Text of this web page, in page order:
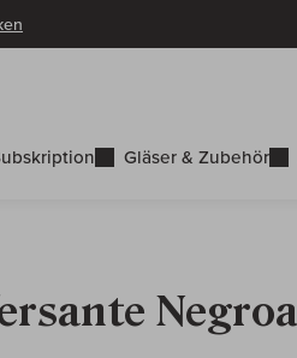
Gläser & Zubehör